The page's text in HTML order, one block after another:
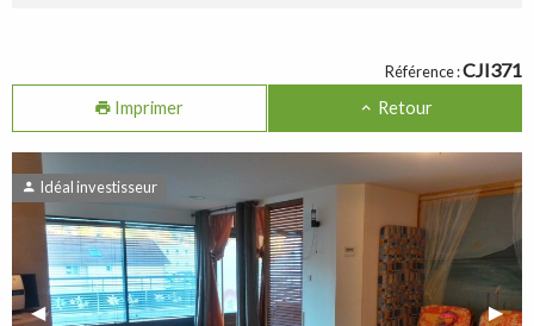
Référence :CJI371
Imprimer Retour
Idéal investisseur
Previous Slide
◀︎ Next
▶︎